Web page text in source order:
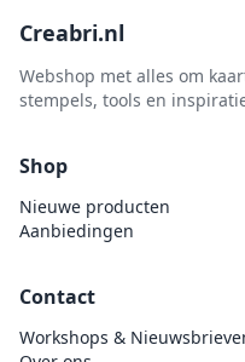
Creabri.nl
Webshop met alles om
stempels, tools en
Shop
Nieuwe producten
Aanbiedingen
Contact
Workshops &